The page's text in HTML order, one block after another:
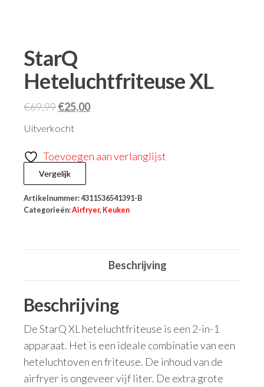
StarQ
Heteluchtfriteuse XL
€69,99€25,00
Uitverkocht
Toevoegen aan verlanglijst
Vergelijk
Artikelnummer:4311536541391-B
Categorieën:Airfryer, Keuken
Beschrijving
Beschrijving
De StarQ XL heteluchtfriteuse is een 2-in-1
apparaat. Het is een ideale combinatie van een
heteluchtoven en friteuse. De inhoud van de
airfryer is ongeveer vijf liter. De extra grote